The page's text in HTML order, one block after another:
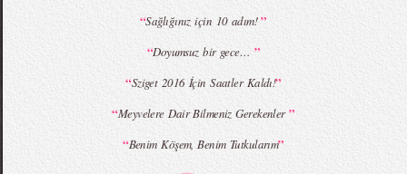
“Sağlığınız için 10 adım!”
“Doyumsuz bir gece… ”
“Sziget 2016 İçin Saatler Kaldı!”
“Meyvelere Dair Bilmeniz Gerekenler”
“Benim Köşem, Benim Tutkularım”